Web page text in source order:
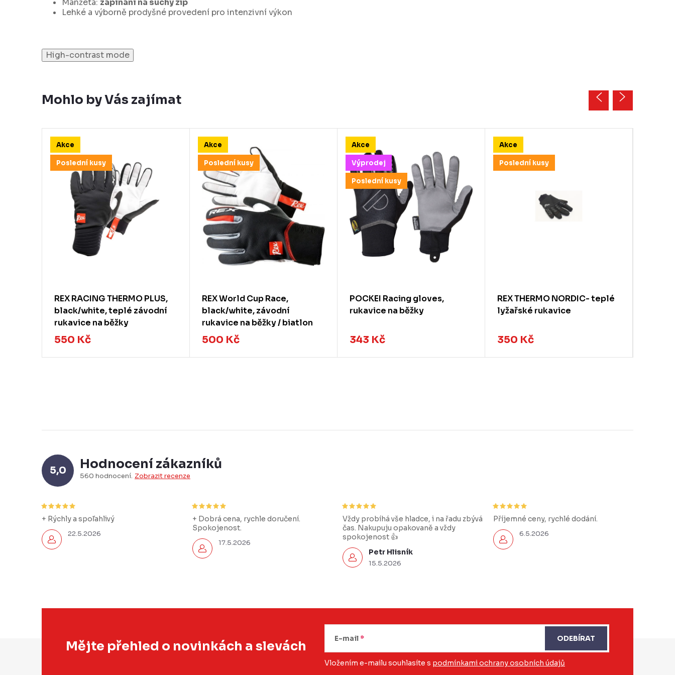
Manžeta: zapínání na suchý zip
Lehké a výborně prodyšné provedení pro intenzivní výkon
High-contrast mode
Mohlo by Vás zajímat
Akce
Poslední kusy
REX RACING THERMO PLUS,
black/white, teplé závodní
rukavice na běžky
550 Kč
Akce
Poslední kusy
REX World Cup Race,
black/white, závodní
rukavice na běžky / biatlon
500 Kč
Akce
Výprodej
Poslední kusy
POCKEI Racing gloves,
rukavice na běžky
343 Kč
Akce
Poslední kusy
REX THERMO NORDIC- teplé
lyžařské rukavice
350 Kč
5,0 Hodnocení zákazníků
560 hodnocení Zobrazit recenze
22.5.2026
+ Rýchly a spoľahlivý
17.5.2026
+ Dobrá cena, rychle doručení.
Spokojenost.
Petr Hlisník
15.5.2026
Vždy probíhá vše hladce, i na řadu zbývá
čas. Nakupuju opakovaně a vždy
spokojenost 👍
6.5.2026
Příjemné ceny, rychlé dodání.
Mějte přehled o novinkách a slevách E-mail
Vložením e-mailu souhlasíte s podmínkami ochrany osobních údajů
ODEBÍRAT